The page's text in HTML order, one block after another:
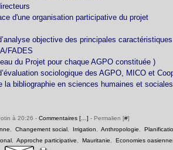
d'une organisation participative du projet
objective des principales
FADES
du Projet pour chaque AGPO constituée )
sociologique des AGPO, MICO et
la bibliographie en sciences humaines et
à 20:26 - Commentaires [ ] - Permalien [#]
Changement social Irrigation Anthropologie
Approche participative Mauritanie Economies